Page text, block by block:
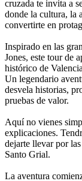
cruzada te invita a
donde la cultura, la
convertirte en
Inspirado en las
Jones, este tour de
histórico de
Un legendario
desvela historias,
pruebas de valor.
Aquí no vienes
explicaciones.
dejarte llevar por
Santo Grial.
La aventura